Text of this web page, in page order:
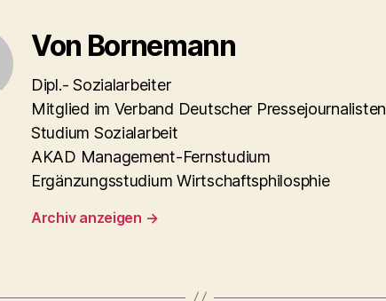
Von Bornemann
Dipl.- Sozialarbeiter
Mitglied im Verband Deutscher Pressejournalisten
Studium Sozialarbeit
AKAD Management-Fernstudium
Ergänzungsstudium Wirtschaftsphilosphie
Archiv anzeigen →